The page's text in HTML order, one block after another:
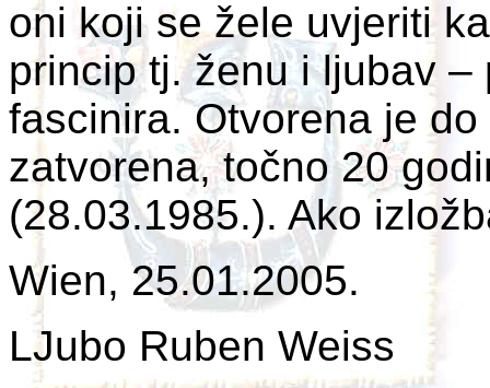
oni koji se žele uvjeriti
princip tj. ženu i ljubav
fascinira. Otvorena je
zatvorena, točno 20
(28.03.1985.). Ako
Wien, 25.01.2005.
LJubo Ruben Weiss